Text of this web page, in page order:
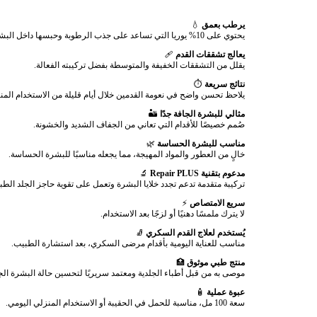
يرطب بعمق 💧
يحتوي على 10% يوريا التي تساعد على جذب الرطوبة وحبسها داخل البشرة.
يعالج تشققات القدم 🩹
يقلل من التشققات الخفيفة والمتوسطة بفضل تركيبته الفعالة.
نتائج سريعة ⏱️
يلاحظ تحسن واضح في نعومة القدمين خلال أيام قليلة من الاستخدام
مثالي للبشرة الجافة جدًا 🏜️
صُمم خصيصًا للأقدام التي تعاني من الجفاف الشديد والخشونة.
مناسب للبشرة الحساسة 🌿
خالٍ من العطور والمواد المهيجة، مما يجعله مناسبًا للبشرة الحساسة.
مدعوم بتقنية Repair PLUS
🔬
تركيبة متقدمة تدعم تجدد خلايا البشرة وتعمل على تقوية حاجز الجلد
سريع الامتصاص ⚡
لا يترك ملمسًا دهنيًا أو لزجًا بعد الاستخدام.
يُستخدم لعلاج القدم السكري 🧦
مناسب للعناية اليومية بأقدام مرضى السكري، بعد استشارة الطبيب.
منتج طبي موثوق 🏥
موصى به من قبل أطباء الجلدية ومعتمد سريريًا لتحسين حالة البشرة
عبوة عملية 🧴
سعة 100 مل، مناسبة للحمل في الحقيبة أو الاستخدام المنزلي اليومي.